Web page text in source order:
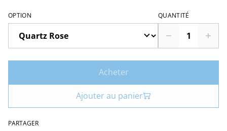
OPTION QUANTITÉ
Acheter
Ajouter au panier
PARTAGER